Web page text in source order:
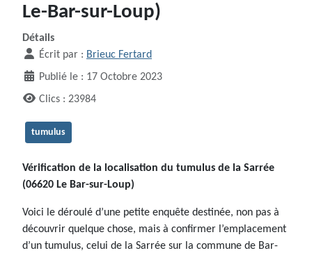
Le-Bar-sur-Loup)
Détails
Écrit par : Brieuc Fertard
Publié le : 17 Octobre 2023
Clics : 23984
tumulus
Vérification de la localisation du tumulus de la Sarrée
(06620 Le Bar-sur-Loup)
Voici le déroulé d’une petite enquête destinée, non pas à
découvrir quelque chose, mais à confirmer l’emplacement
d’un tumulus, celui de la Sarrée sur la commune de Bar-